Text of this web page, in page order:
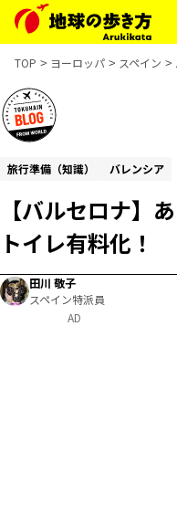
TOP ヨーロッパ スペイン
旅行準備（知識） バレンシア
【バルセロナ】
トイレ有料化！
田川 敬子
スペイン特派員
AD